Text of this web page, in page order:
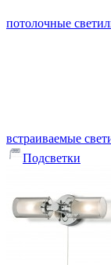
потолочные
встраиваемые
Подсветки